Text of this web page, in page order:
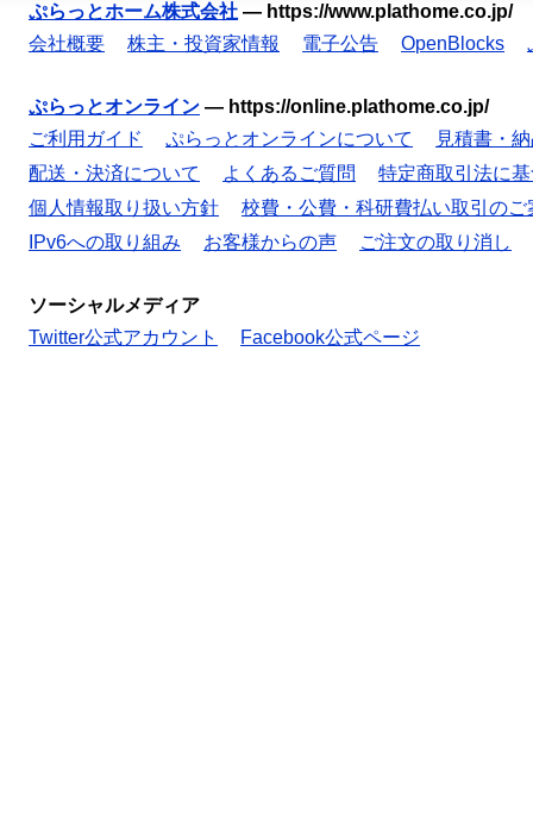
ぷらっとホーム株式会社 — https://www.plathome.co.jp/
会社概要
株主・投資家情報 電子公告 OpenBlocks
ぷらっとオンライン — https://online.plathome.co.jp/
ご利用ガイド
ぷらっとオンラインについて
見積書・
配送・決済について
よくあるご質問
特定商取引法に
個人情報取り扱い方針
校費・公費・科研費払い取引のご
IPv6への取り組み
お客様からの声 ご注文の取り消し
ソーシャルメディア
Twitter公式アカウント
Facebook公式ページ